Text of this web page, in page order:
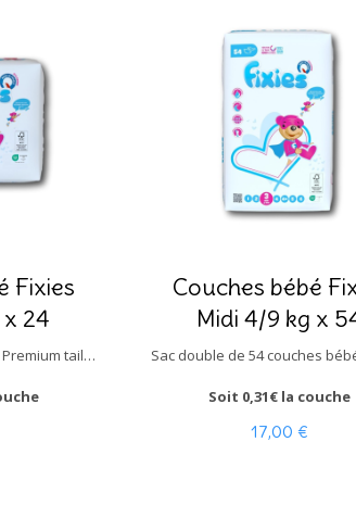
Fixies
24
Sac de 24 couches bébé Premium taille Mid i pour bébé de 4 à 9 kg.
Couches bébé
Midi 4/9 kg x
Soit 0,31€ la couche
Prix
17,00 €